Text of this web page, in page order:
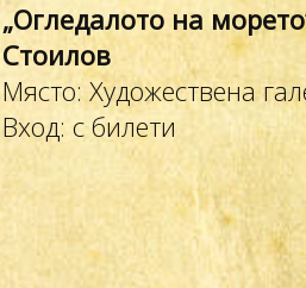
„Огледалото на
Стоилов
Място: Художествена
Вход: с билети